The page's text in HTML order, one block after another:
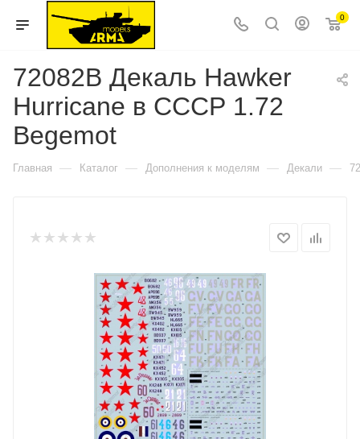
0
72082B Декаль Hawker
Hurricane в СССР 1.72
Begemot
Главная — Каталог — Дополнения к моделям — Декали —